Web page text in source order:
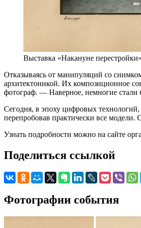
Выставка «Накануне перестройки»
Отказываясь от манипуляций cо
архитектоникой. Их композиционное
фотограф. — Наверное, немногие стали
Сегодня, в эпоху цифровых
перепробовав практически все
Узнать подробности можно на сайте
Поделиться ссылкой
Фотографии события